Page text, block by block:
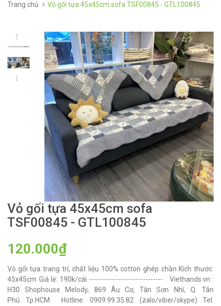
Trang chủ Vỏ gối tựa 45x45cm sofa TSF00845 - GTL100845
Vỏ gối tựa 45x45cm sofa
TSF00845 - GTL100845
120.000₫
Vỏ gối tựa trang trí, chất liệu 100% cotton ghép chần Kích thước:
45x45cm Giá lẻ: 190k/cái ------------------------------ Viethands.vn :
H30 Shophouse Melody, 869 Âu Cơ, Tân Sơn Nhì, Q. Tân
Phú Tp.HCM Hotline: 0909.99.35.82 (zalo/viber/skype) Tel: